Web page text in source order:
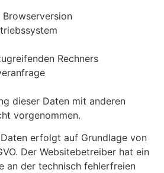
Rechners
dieser Daten mit anderen
vorgenommen.
erfolgt auf Grundlage von
Der Websitebetreiber hat ein
an der technisch fehlerfreien